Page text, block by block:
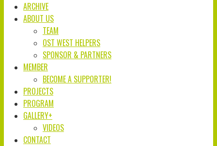
ARCHIVE
ABOUT US
TEAM
OST WEST HELPERS
SPONSOR & PARTNERS
MEMBER
BECOME A SUPPORTER!
PROJECTS
PROGRAM
GALLERY+
VIDEOS
CONTACT